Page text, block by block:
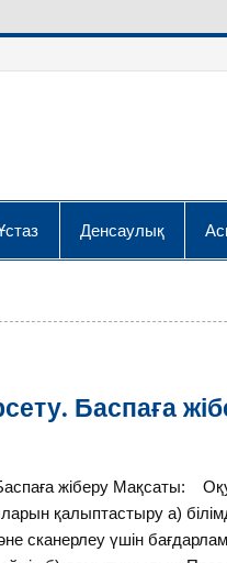
Денсаулық
Баспаға
жіберу Мақсаты:
қалыптастыру а)
сканерлеу үшін